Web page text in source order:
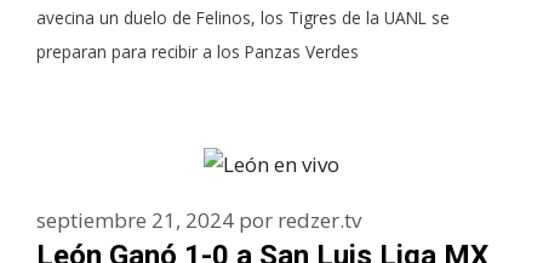
avecina un duelo de Felinos, los Tigres de la UANL se
preparan para recibir a los Panzas Verdes
León Ganó 1-0 a San Luis Liga MX
septiembre 21, 2024 por redzer.tv